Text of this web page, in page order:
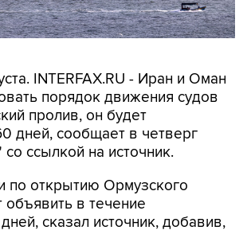
INTERFAX.RU - Иран и Оман
порядок движения судов
пролив, он будет
дней, сообщает в четверг
ссылкой на источник.
по открытию Ормузского
объявить в течение
сказал источник, добавив,